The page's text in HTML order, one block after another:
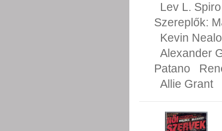
Lev L. Spiro
Szereplők:
Kevin
Alexander
Patano
Allie Grant